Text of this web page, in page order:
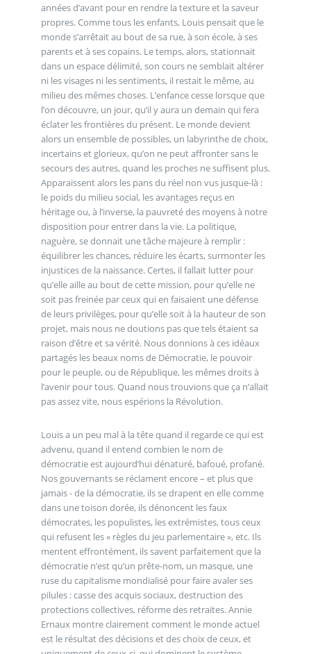
années d’avant pour en rendre la texture et la saveur
propres. Comme tous les enfants, Louis pensait que le
monde s’arrêtait au bout de sa rue, à son école, à ses
parents et à ses copains. Le temps, alors, stationnait
dans un espace délimité, son cours ne semblait altérer
ni les visages ni les sentiments, il restait le même, au
milieu des mêmes choses. L’enfance cesse lorsque que
l’on découvre, un jour, qu’il y aura un demain qui fera
éclater les frontières du présent. Le monde devient
alors un ensemble de possibles, un labyrinthe de choix,
incertains et glorieux, qu’on ne peut affronter sans le
secours des autres, quand les proches ne suffisent plus.
Apparaissent alors les pans du réel non vus jusque-là :
le poids du milieu social, les avantages reçus en
héritage ou, à l’inverse, la pauvreté des moyens à notre
disposition pour entrer dans la vie. La politique,
naguère, se donnait une tâche majeure à remplir :
équilibrer les chances, réduire les écarts, surmonter les
injustices de la naissance. Certes, il fallait lutter pour
qu’elle aille au bout de cette mission, pour qu’elle ne
soit pas freinée par ceux qui en faisaient une défense
de leurs privilèges, pour qu’elle soit à la hauteur de son
projet, mais nous ne doutions pas que tels étaient sa
raison d’être et sa vérité. Nous donnions à ces idéaux
partagés les beaux noms de Démocratie, le pouvoir
pour le peuple, ou de République, les mêmes droits à
l’avenir pour tous. Quand nous trouvions que ça n’allait
pas assez vite, nous espérions la Révolution.
Louis a un peu mal à la tête quand il regarde ce qui est
advenu, quand il entend combien le nom de
démocratie est aujourd’hui dénaturé, bafoué, profané.
Nos gouvernants se réclament encore – et plus que
jamais - de la démocratie, ils se drapent en elle comme
dans une toison dorée, ils dénoncent les faux
démocrates, les populistes, les extrémistes, tous ceux
qui refusent les « règles du jeu parlementaire », etc. Ils
mentent effrontément, ils savent parfaitement que la
démocratie n’est qu’un prête-nom, un masque, une
ruse du capitalisme mondialisé pour faire avaler ses
pilules : casse des acquis sociaux, destruction des
protections collectives, réforme des retraites. Annie
Ernaux montre clairement comment le monde actuel
est le résultat des décisions et des choix de ceux, et